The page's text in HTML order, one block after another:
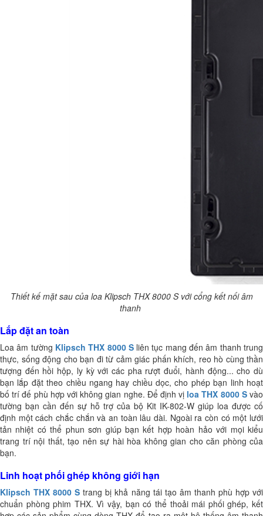
Thiết kế mặt sau của loa Klipsch THX 8000 S với cổng kết nối âm
thanh
Lắp đặt an toàn
Loa âm tường Klipsch THX 8000 Sliên tục mang đến âm thanh trung
thực, sống động cho bạn đi từ cảm giác phấn khích, reo hò cùng thần
tượng đến hồi hộp, ly kỳ với các pha rượt đuổi, hành động... cho dù
bạn lắp đặt theo chiều ngang hay chiều dọc, cho phép bạn linh hoạt
bố trí đế phù hợp với không gian nghe. Để định vị loa THX 8000 S vào
tường bạn cần đến sự hỗ trợ của bộ Kit IK-802-W giúp loa được cố
định một cách chắc chắn và an toàn lâu dài. Ngoài ra còn có một lưới
tản nhiệt có thể phun sơn giúp bạn kết hợp hoàn hảo với mọi kiểu
trang trí nội thất, tạo nên sự hài hòa không gian cho căn phòng của
bạn.
Linh hoạt phối ghép không giới hạn
Klipsch THX 8000 S trang bị khả năng tái tạo âm thanh phù hợp với
chuẩn phòng phim THX. Vì vậy, bạn có thể thoải mái phối ghép, kết